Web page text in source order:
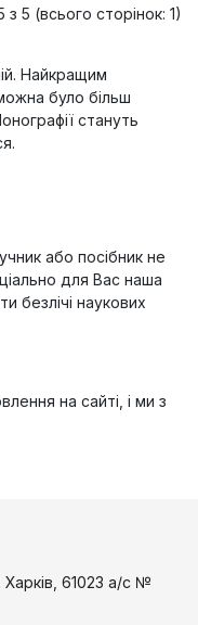
5 (всього сторінок: 1)
Найкращим
було більш
стануть
або посібник не
для Вас наша
безлічі наукових
на сайті, і ми з
61023 а/с №